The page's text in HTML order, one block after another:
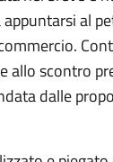
al
allo scontro
dalle